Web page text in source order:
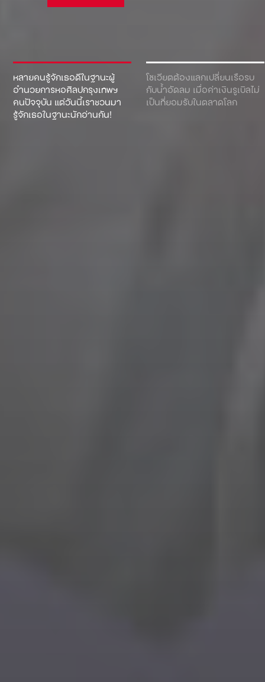
หลายคนรู้จักเธอดีในฐานะผู้
อำนวยการหอศิลปกรุงเทพฯ
คนปัจจุบัน แต่วันนี้เราชวนมา
รู้จักเธอในฐานะนักอ่านกัน!
โซเวียตต้องแลกเปลี่ยนเรือรบ
กับน้ำอัดลม เมื่อค่าเงินรูเบิลไม่
เป็นที่ยอมรับในตลาดโลก